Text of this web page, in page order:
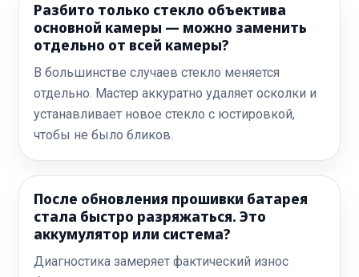
Разбито только стекло объектива
основной камеры — можно заменить
отдельно от всей камеры?
В большинстве случаев стекло меняется
отдельно. Мастер аккуратно удаляет осколки и
устанавливает новое стекло с юстировкой,
чтобы не было бликов.
После обновления прошивки батарея
стала быстро разряжаться. Это
аккумулятор или система?
Диагностика замеряет фактический износ